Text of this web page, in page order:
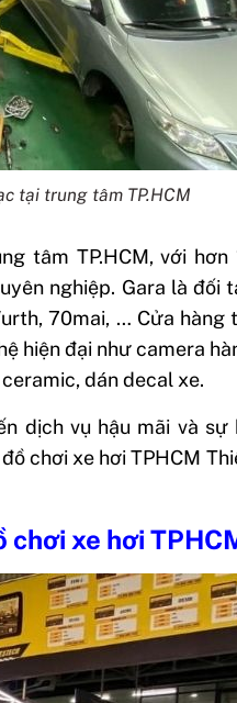
tại trung tâm TP.HCM
tâm TP.HCM, với hơn
nghiệp. Gara là đối
70mai, … Cửa hàng
hiện đại như camera
dán decal xe.
dịch vụ hậu mãi và sự
chơi xe hơi TPHCM
chơi xe hơi